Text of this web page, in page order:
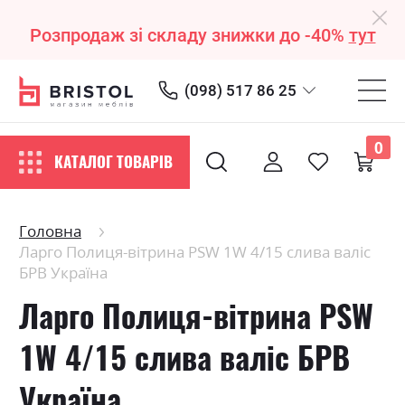
Розпродаж зі складу знижки до -40% тут
(098) 517 86 25
КАТАЛОГ ТОВАРІВ
0
Головна
Ларго Полиця-вітрина PSW 1W 4/15 слива валіс
БРВ Україна
Ларго Полиця-вітрина PSW
1W 4/15 слива валіс БРВ